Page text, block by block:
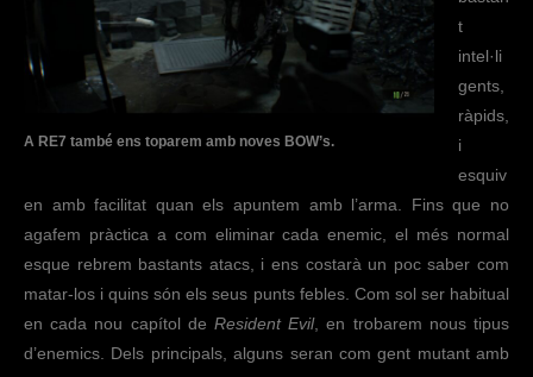
A RE7 també ens toparem amb noves BOW’s.
t
intel·li
gents,
ràpids,
i
esquiv
en amb facilitat quan els apuntem amb l’arma. Fins que no
agafem pràctica a com eliminar cada enemic, el més normal
esque rebrem bastants atacs, i ens costarà un poc saber com
matar-los i quins són els seus punts febles. Com sol ser habitual
en cada nou capítol de Resident Evil, en trobarem nous tipus
d’enemics. Dels principals, alguns seran com gent mutant amb